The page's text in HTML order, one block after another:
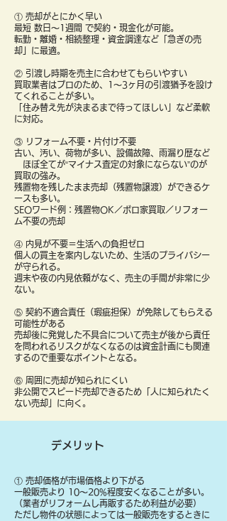
① 売却がとにかく早い
最短 数日〜1週間 で契約・現金化が可能。
転勤・離婚・相続整理・資金調達など「急ぎの売
却」に最適。
② 引渡し時期を売主に合わせてもらいやすい
買取業者はプロのため、1〜3ヶ月の引渡猶予を設け
てくれることが多い。
「住み替え先が決まるまで待ってほしい」など柔軟
に対応。
③ リフォーム不要・片付け不要
古い、汚い、荷物が多い、設備故障、雨漏り歴など
ほぼ全てが“マイナス査定の対象にならない”のが
買取の強み。
残置物を残したまま売却（残置物譲渡）ができるケ
ースも多い。
SEOワード例：残置物OK／ボロ家買取／リフォー
ム不要の売却
④ 内見が不要＝生活への負担ゼロ
個人の買主を案内しないため、生活のプライバシー
が守られる。
週末や夜の内見依頼がなく、売主の手間が非常に少
ない。
⑤ 契約不適合責任（瑕疵担保）が免除してもらえる
可能性がある
売却後に発覚した不具合について売主が後から責任
を問われるリスクがなくなるのは資金計画にも関連
するので重要なポイントとなる。
⑥ 周囲に売却が知られにくい
非公開でスピード売却できるため「人に知られたく
ない売却」に向く。
デメリット
① 売却価格が市場価格より下がる
一般販売より 10〜20%程度安くなることが多い。
（業者がリフォームし再販するため利益が必要）
ただし物件の状態によっては一般販売をするときに